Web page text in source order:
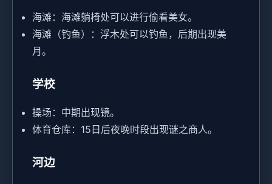
海滩：海滩躺椅处可以进行偷看美女。
海滩（钓鱼）：浮木处可以钓鱼，后期出现美
月。
学校
操场：中期出现镜。
体育仓库：15日后夜晚时段出现谜之商人。
河边